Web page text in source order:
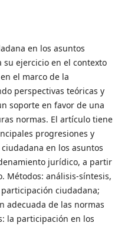
en los asuntos
su ejercicio en el contexto
el marco de la
perspectivas teóricas y
soporte en favor de una
normas. El artículo tiene
progresiones y
en los asuntos
jurídico, a partir
Métodos: análisis-síntesis,
ciudadana;
adecuada de las normas
la participación en los